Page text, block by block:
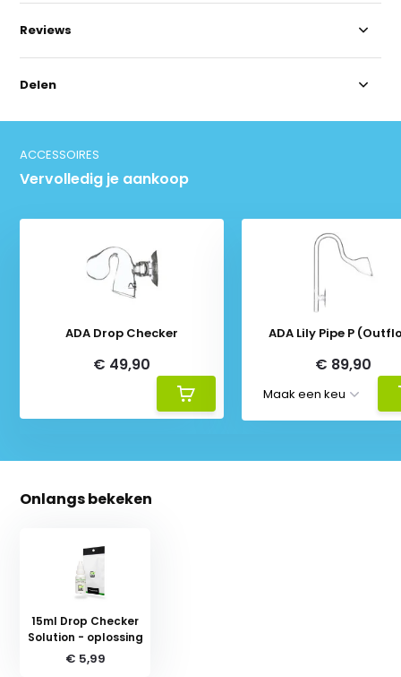
Reviews
Delen
ACCESSOIRES
Vervolledig je aankoop
ADA Drop Checker
€ 49,90
ADA Lily Pipe P
€ 89,90
Onlangs bekeken
15ml Drop Checker
Solution - oplossing
€ 5,99